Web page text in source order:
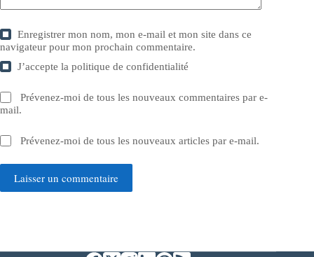
Enregistrer mon nom, mon e-mail et mon site dans ce
navigateur pour mon prochain commentaire.
J’accepte lapolitique de confidentialité
Prévenez-moi de tous les nouveaux commentaires par e-
mail.
Prévenez-moi de tous les nouveaux articles par e-mail.
Laisser un commentaire